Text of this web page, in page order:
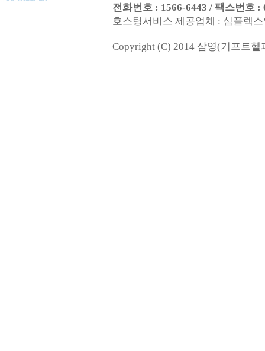
전화번호 : 1566-6443 / 팩스번호 :
호스팅서비스 제공업체 : 심플렉
Copyright (C) 2014 삼영(기프트헬